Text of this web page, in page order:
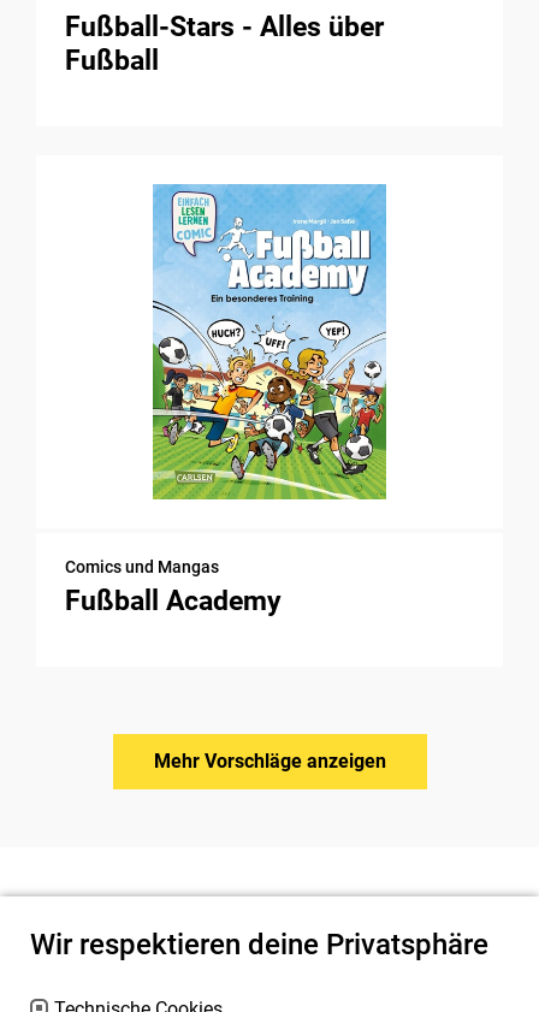
Fußball-Stars - Alles über
Fußball
Comics und Mangas
Fußball Academy
Mehr Vorschläge anzeigen
Wir respektieren deine Privatsphäre